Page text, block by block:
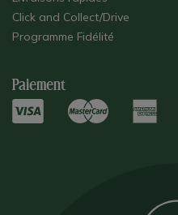
Click and Collect/Drive
Programme Fidélité
Paiement